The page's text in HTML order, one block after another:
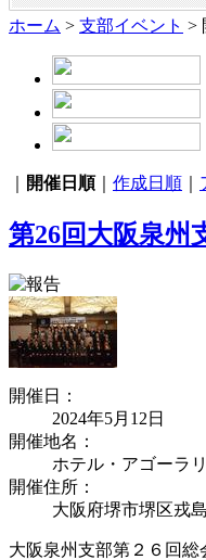
ホーム > 支部イベント >
開催日順｜ 作成日順
第26回大阪泉州
開催日：
2024年5月12日
開催地名：
ホテル・アゴーラ
開催住所：
大阪府堺市堺区戎
大阪泉州支部第２６回